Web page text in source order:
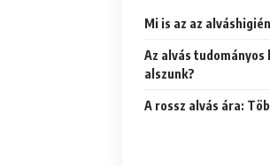
Mi is az az
Az alvás
alszunk?
A rossz alvás ára: